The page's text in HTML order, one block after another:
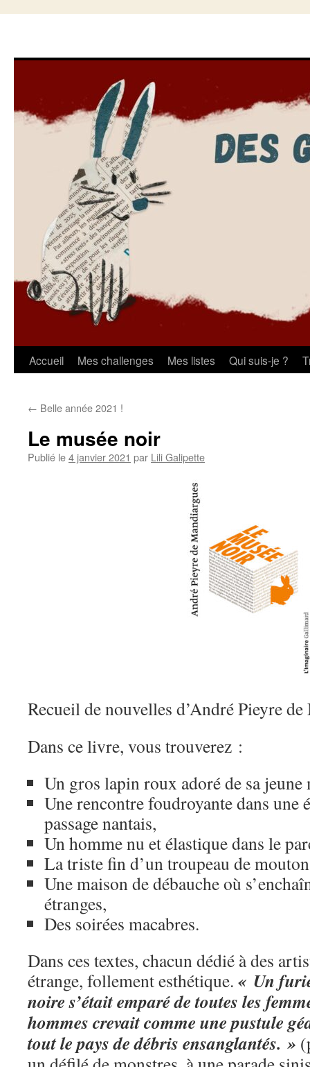
Aller
contenu
Accueil Mes challenges Mes listes Qui suis-je ?
← Belle année 2021 !
Le musée noir
Publié le4 janvier 2021 par Lili Galipette
Recueil de nouvelles d’André Pieyre
Dans ce livre, vous trouverez :
Un gros lapin roux adoré de sa jeune
Une rencontre foudroyante dans une
passage nantais,
Un homme nu et élastique dans le
La triste fin d’un troupeau de
Une maison de débauche où
étranges,
Des soirées macabres.
Dans ces textes, chacun dédié à des
étrange, follement esthétique. « Un
noire s’était emparé de toutes les
hommes crevait comme une pustule
tout le pays de débris ensanglantés. »